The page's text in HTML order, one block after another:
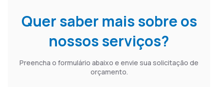
Quer saber mais sobre os
nossos serviços?
Preencha o formulário abaixo e envie sua solicitação de
orçamento.